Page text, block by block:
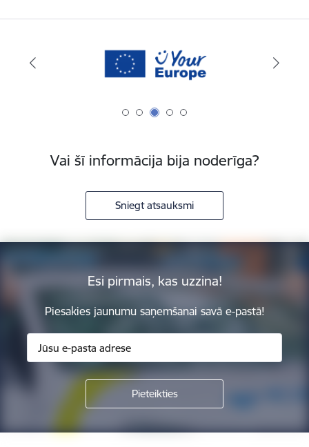
Vai šī informācija bija noderīga?
Sniegt atsauksmi
Esi pirmais, kas uzzina!
Piesakies jaunumu saņemšanai savā e-pastā!